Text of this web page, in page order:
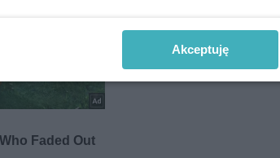
Akceptuję